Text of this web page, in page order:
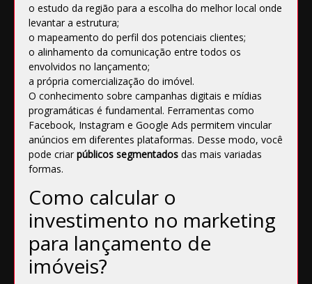
o estudo da região para a escolha do melhor local onde
levantar a estrutura;
o mapeamento do perfil dos potenciais clientes;
o alinhamento da comunicação entre todos os
envolvidos no lançamento;
a própria comercialização do imóvel.
O conhecimento sobre campanhas digitais e mídias
programáticas é fundamental. Ferramentas como
Facebook, Instagram e Google Ads permitem vincular
anúncios em diferentes plataformas. Desse modo, você
pode criar públicos segmentados das mais variadas
formas.
Como calcular o
investimento no marketing
para lançamento de
imóveis?